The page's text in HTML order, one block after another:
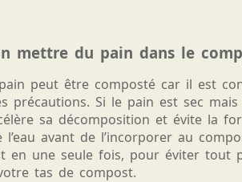
mettre du pain dans le
peut être composté car il est
précautions. Si le pain est sec
sa décomposition et évite la
l’eau avant de l’incorporer au
en une seule fois, pour éviter tout
tas de compost.